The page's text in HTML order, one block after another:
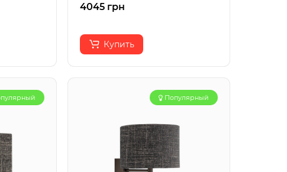
4045 грн
Купить
Популярный